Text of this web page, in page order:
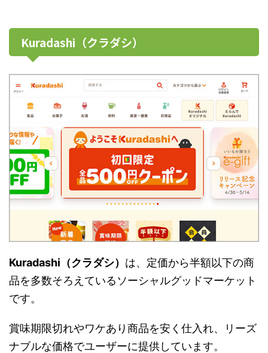
Kuradashi（クラダシ）
Kuradashi（クラダシ） は、定価から半額以下の商
品を多数そろえているソーシャルグッドマーケット
です。
賞味期限切れやワケあり商品を安く仕入れ、リーズ
ナブルな価格でユーザーに提供しています。